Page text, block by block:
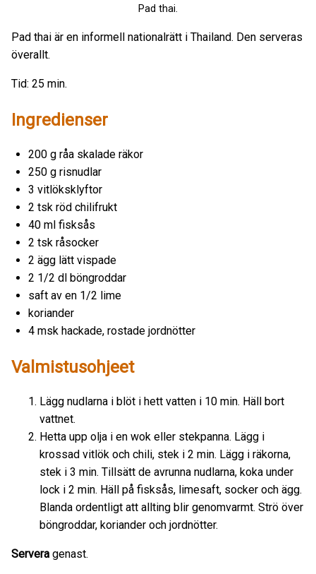
Pad thai.
Pad thai är en informell nationalrätt i Thailand. Den serveras
överallt.
Tid: 25 min.
Ingredienser
200 g råa skalade räkor
250 g risnudlar
3 vitlöksklyftor
2 tsk röd chilifrukt
40 ml fisksås
2 tsk råsocker
2 ägg lätt vispade
2 1/2 dl böngroddar
saft av en 1/2 lime
koriander
4 msk hackade, rostade jordnötter
Valmistusohjeet
Lägg nudlarna i blöt i hett vatten i 10 min. Häll bort
vattnet.
Hetta upp olja i en wok eller stekpanna. Lägg i
krossad vitlök och chili, stek i 2 min. Lägg i räkorna,
stek i 3 min. Tillsätt de avrunna nudlarna, koka under
lock i 2 min. Häll på fisksås, limesaft, socker och ägg.
Blanda ordentligt att allting blir genomvarmt. Strö över
böngroddar, koriander och jordnötter.
Servera genast.